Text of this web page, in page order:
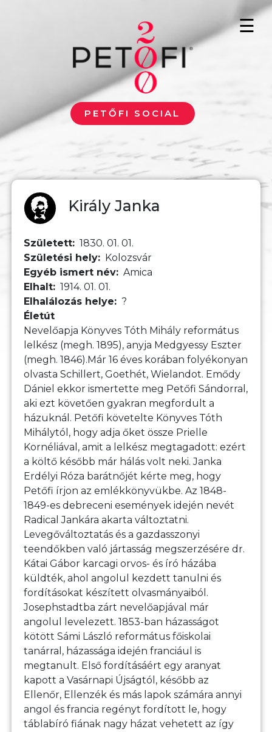
PETŐFI SOCIAL
☰
Király Janka
Született
1830. 01. 01.
Születési hely
Kolozsvár
Egyéb ismert név
Amica
Elhalt
1914. 01. 01.
Elhalálozás helye
?
Életút
Nevelőapja Könyves Tóth Mihály református
lelkész (megh. 1895), anyja Medgyessy Eszter
(megh. 1846).Már 16 éves korában folyékonyan
olvasta Schillert, Goethét, Wielandot. Emődy
Dániel ekkor ismertette meg Petőfi Sándorral,
aki ezt követően gyakran megfordult a
házuknál. Petőfi követelte Könyves Tóth
Mihálytól, hogy adja őket össze Prielle
Kornéliával, amit a lelkész megtagadott: ezért
a költő később már hálás volt neki. Janka
Erdélyi Róza barátnőjét kérte meg, hogy
Petőfi írjon az emlékkönyvükbe. Az 1848-
1849-es debreceni események idején nevét
Radical Jankára akarta változtatni.
Levegőváltoztatás és a gazdasszonyi
teendőkben való jártasság megszerzésére dr.
Kátai Gábor karcagi orvos- és író házába
küldték, ahol angolul kezdett tanulni és
fordításokat készített olvasmányaiból.
Josephstadtba zárt nevelőapjával már
angolul levelezett. 1853-ban házasságot
kötött Sámi László református főiskolai
tanárral, házassága idején franciául is
megtanult. Első fordításáért egy aranyat
kapott a Vasárnapi Újságtól, később az
Ellenőr, Ellenzék és más lapok számára annyi
angol és francia regényt fordított le, hogy
táblabíró fiának nagy házat vehetett az így